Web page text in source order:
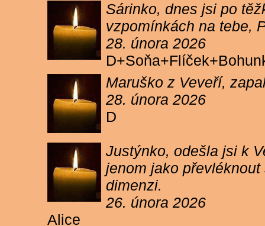
Sárinko, dnes jsi po
vzpomínkách na tebe,
28. února 2026
Maruško z Veveří,
28. února 2026
D
Justýnko, odešla jsi k
jenom jako
dimenzi.
26. února 2026
Alice